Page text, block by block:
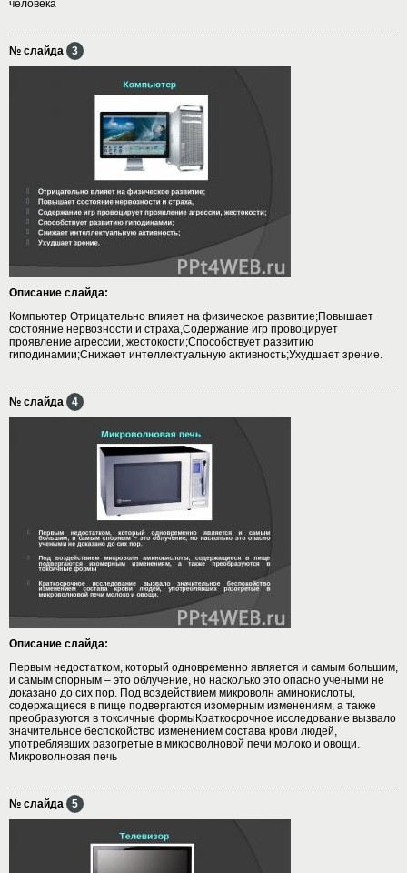
человека
№ слайда 3
Описание слайда:
Компьютер Отрицательно влияет на физическое развитие;Повышает
состояние нервозности и страха,Содержание игр провоцирует
проявление агрессии, жестокости;Способствует развитию
гиподинамии;Снижает интеллектуальную активность;Ухудшает зрение.
№ слайда 4
Описание слайда:
Первым недостатком, который одновременно является и самым большим,
и самым спорным – это облучение, но насколько это опасно учеными не
доказано до сих пор. Под воздействием микроволн аминокислоты,
содержащиеся в пище подвергаются изомерным изменениям, а также
преобразуются в токсичные формыКраткосрочное исследование вызвало
значительное беспокойство изменением состава крови людей,
употреблявших разогретые в микроволновой печи молоко и овощи.
Микроволновая печь
№ слайда 5